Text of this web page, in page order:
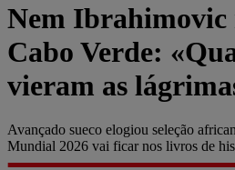
Nem Ibrahimovic
Cabo Verde:
vieram as
Avançado sueco elogiou seleção
Mundial 2026 vai ficar nos livros de